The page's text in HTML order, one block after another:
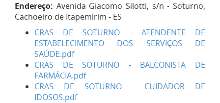
Endereço: Avenida Giacomo Silotti, s/n - Soturno,
Cachoeiro de Itapemirim - ES
CRAS DE SOTURNO - ATENDENTE DE
ESTABELECIMENTO DOS SERVIÇOS DE
SAÚDE.pdf
CRAS DE SOTURNO - BALCONISTA DE
FARMÁCIA.pdf
CRAS DE SOTURNO - CUIDADOR DE
IDOSOS.pdf